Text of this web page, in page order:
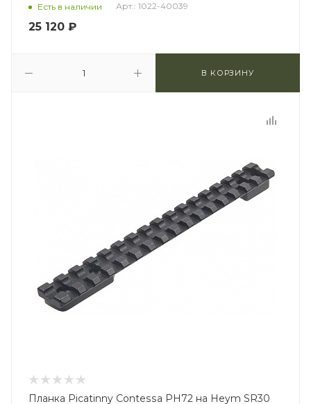
Есть в наличии Арт.: 1022-40039
25 120 ₽
В КОРЗИНУ
Планка Picatinny Contessa PH72 на Heym SR30